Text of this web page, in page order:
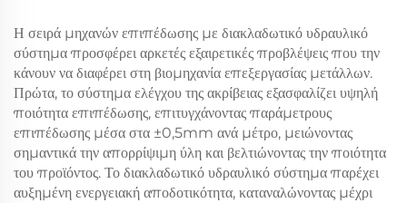
Η σειρά μηχανών επιπέδωσης με διακλαδωτικό υδραυλικό
σύστημα προσφέρει αρκετές εξαιρετικές προβλέψεις που την
κάνουν να διαφέρει στη βιομηχανία επεξεργασίας μετάλλων.
Πρώτα, το σύστημα ελέγχου της ακρίβειας εξασφαλίζει υψηλή
ποιότητα επιπέδωσης, επιτυγχάνοντας παράμετρους
επιπέδωσης μέσα στα ±0,5mm ανά μέτρο, μειώνοντας
σημαντικά την απορρίψιμη ύλη και βελτιώνοντας την ποιότητα
του προϊόντος. Το διακλαδωτικό υδραυλικό σύστημα παρέχει
αυξημένη ενεργειακή αποδοτικότητα, καταναλώνοντας μέχρι